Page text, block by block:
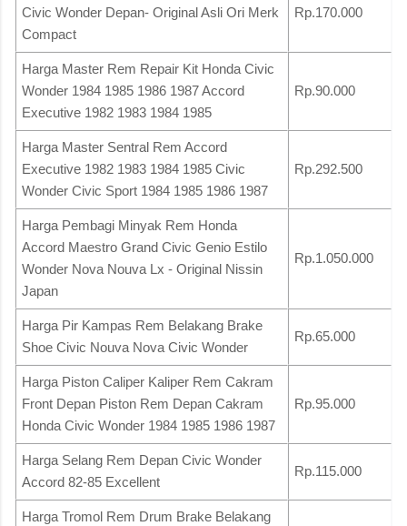
Civic Wonder Depan- Original Asli Ori Merk
Compact
Rp.170.000
Harga Master Rem Repair Kit Honda Civic
Wonder 1984 1985 1986 1987 Accord
Executive 1982 1983 1984 1985
Rp.90.000
Harga Master Sentral Rem Accord
Executive 1982 1983 1984 1985 Civic
Wonder Civic Sport 1984 1985 1986 1987
Rp.292.500
Harga Pembagi Minyak Rem Honda
Accord Maestro Grand Civic Genio Estilo
Wonder Nova Nouva Lx - Original Nissin
Japan
Rp.1.050.000
Harga Pir Kampas Rem Belakang Brake
Shoe Civic Nouva Nova Civic Wonder
Rp.65.000
Harga Piston Caliper Kaliper Rem Cakram
Front Depan Piston Rem Depan Cakram
Honda Civic Wonder 1984 1985 1986 1987
Rp.95.000
Harga Selang Rem Depan Civic Wonder
Accord 82-85 Excellent
Rp.115.000
Harga Tromol Rem Drum Brake Belakang